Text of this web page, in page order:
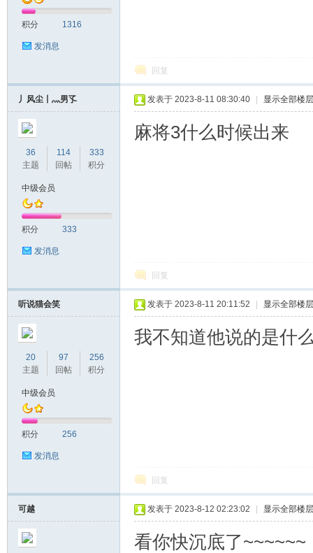
积分 1316
发消息
回复
丿风尘丨灬男孓
36
主题
114
回帖
333
积分
中级会员
积分 333
发消息
发表于 2023-8-11 08:30:40 显示全部楼层
麻将3什么时候出来
回复
听说猫会笑
20
主题
97
回帖
256
积分
中级会员
积分 256
发消息
发表于 2023-8-11 20:11:52 显示全部楼层
我不知道他说的是什
回复
可越 发表于 2023-8-12 02:23:02 显示全部楼层
看你快沉底了~~~~~~